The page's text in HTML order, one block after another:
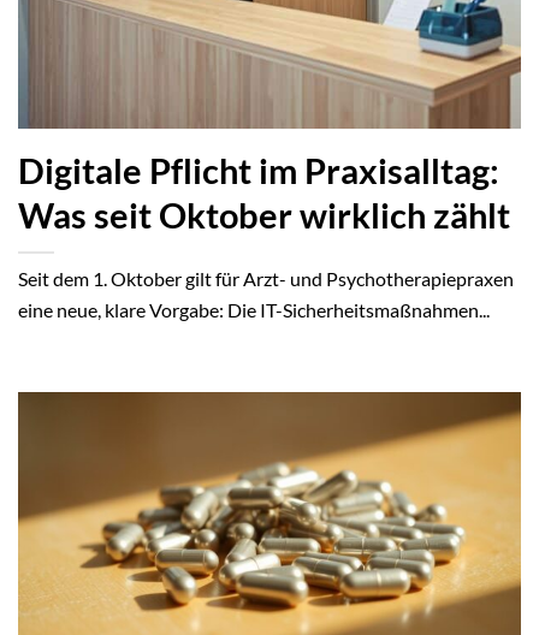
Digitale Pflicht im Praxisalltag:
Was seit Oktober wirklich zählt
Seit dem 1. Oktober gilt für Arzt- und Psychotherapiepraxen
eine neue, klare Vorgabe: Die IT-Sicherheitsmaßnahmen...